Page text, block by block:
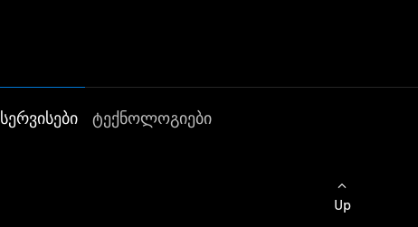
სერვისები ტექნოლოგიები
Up